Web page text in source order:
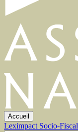
Accueil
Leximpact Socio-Fiscal